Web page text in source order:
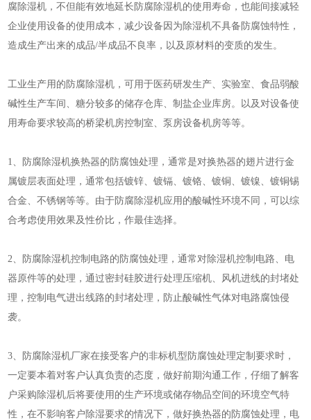
腐除湿机，不但能有效地延长防腐除湿机的使用寿命，也能间接减轻
企业使用设备的使用成本，减少设备因为除湿机不具备防腐蚀特性，
造成生产出来的成品/半成品不良率，以及原材料的变质的发生。
工业生产用的防腐除湿机，可用于医药研发生产、实验室、食品弱酸
碱性生产车间、糖分较多的储存仓库、制盐企业库房。以及对设备使
用寿命要求较高的桥梁机房控制室、泵房设备机房等等。
1、防腐除湿机换热器的防腐蚀处理，通常是对换热器的翅片进行金
属镀层表面处理，通常包括镀锌、镀镉、镀铬、镀铜、镀镍、镀铜锡
合金、不锈钢等等。由于防腐除湿机应用的酸碱性环境不同，可以综
合考虑使用效果及性价比，作最佳选择。
2、防腐除湿机控制电路的防腐蚀处理，通常对除湿机控制电路、电
器原件等的处理，通过密封硅胶进行处理压缩机、风机进线的封堵处
理，控制电气进出线路的封堵处理，防止酸碱性气体对电路腐蚀侵
袭。
3、防腐除湿机厂家在接受客户的非标机型防腐蚀处理定制要求时，
一定要本着对客户认真负责的态度，做好前期沟通工作，仔细了解客
户采购除湿机后将要使用的生产环境或储存物品空间的环境空气特
性，在不影响客户除湿要求的情况下，做好换热器的防腐蚀处理，电